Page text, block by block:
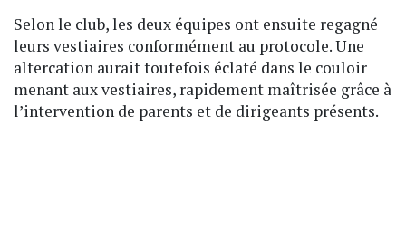
Selon le club, les deux équipes ont ensuite regagné
leurs vestiaires conformément au protocole. Une
altercation aurait toutefois éclaté dans le couloir
menant aux vestiaires, rapidement maîtrisée grâce à
l’intervention de parents et de dirigeants présents.